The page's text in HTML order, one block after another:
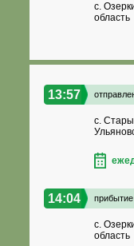
с.
область
13:57
с.
14:04 прибытие
с.
область